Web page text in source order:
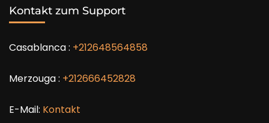
Kontakt zum Support
Casablanca : +212648564858
Merzouga : +212666452828
E-Mail: Kontakt